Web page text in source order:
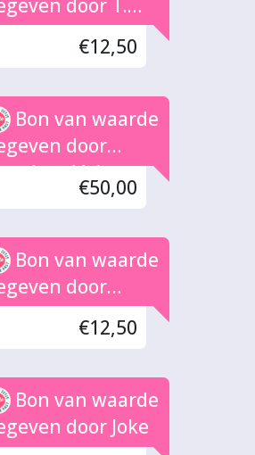
door T.
€12,50
Bon van waarde
door
(4x)
€50,00
Bon van waarde
door
Zon
€12,50
Bon van waarde
door Joke